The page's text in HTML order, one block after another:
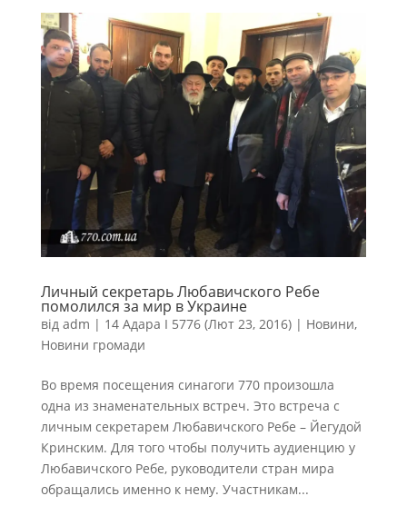
Личный секретарь Любавичского Ребе
помолился за мир в Украине
від adm | 14 Адара I 5776 (Лют 23, 2016)| Новини,
Новини громади
Во время посещения синагоги 770 произошла
одна из знаменательных встреч. Это встреча с
личным секретарем Любавичского Ребе – Йегудой
Кринским. Для того чтобы получить аудиенцию у
Любавичского Ребе, руководители стран мира
обращались именно к нему. Участникам...